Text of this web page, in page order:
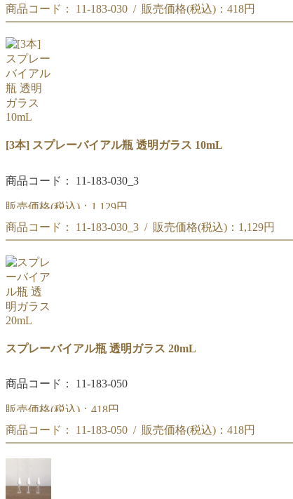
スプレーバイアル瓶 透明ガラス 10mL
商品コード： 11-183-030 / 販売価格(税込)： 418円
スプレーバイアル瓶 透明ガラス 10mL
[3本] スプレーバイアル瓶 透明ガラス 10mL
商品コード： 11-183-030_3
販売価格(税込)： 1,129円
スプレーバイアル瓶 透明ガラス 10mL [3本]
商品コード： 11-183-030_3 / 販売価格(税込)： 1,129円
スプレーバイアル瓶 透明ガラス 10mL [3本]
スプレーバイアル瓶 透明ガラス 20mL
商品コード： 11-183-050
販売価格(税込)： 418円
スプレーバイアル瓶 透明ガラス 20mL
商品コード： 11-183-050 / 販売価格(税込)： 418円
スプレーバイアル瓶 透明ガラス 20mL